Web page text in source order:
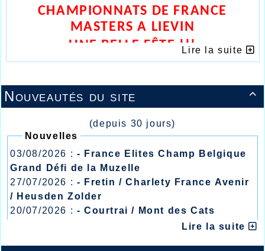

Nouveautés du site
(depuis 30 jours)
Nouvelles
03/08/2026 : - France Elites Champ Belgique
Grand Défi de la Muzelle
27/07/2026 : - Fretin / Charlety France Avenir
/ Heusden Zolder
20/07/2026 : - Courtrai / Mont des Cats
- Lyon / Meeting Abeilles /Lire la suite
CHAMPIONNATS DE FRANCE
MASTERS A LIEVIN
UNE BELLE FÊTE !!!Lire la suite